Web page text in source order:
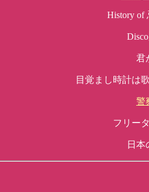
History of
君
目覚まし時計は
警
フリー
日本